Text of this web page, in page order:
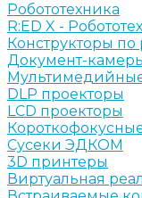
Робототехника
R:ED X -
Конструкторы
Документ-
DLP проекторы
LCD проекторы
Сусеки ЭДКОМ
3D принтеры
Виртуальная